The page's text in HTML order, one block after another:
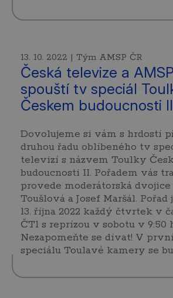
13. 10. 2022 | Tým AMSP ČR
Česká televize a
spouští tv speciál
Českem budoucnosti
Dovolujeme si vám s hrdostí
druhou řadu oblíbeného tv
televizí s názvem Toulky
budoucnosti II. Pořadem vás
provede moderátorská
Toušlová a Josef Maršál.
13. října 2022 každý čtvrtek v
ČT1 s reprízou v sobotu v 9:50
Nezapomeňte se dívat! V
speciálu Toulavé kamery se